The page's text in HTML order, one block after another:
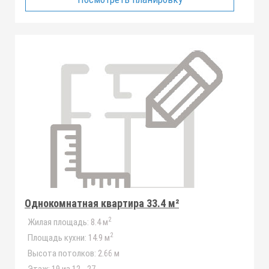
Однокомнатная квартира 33.4 м²
Жилая площадь: 8.4 м2
Площадь кухни: 14.9 м2
Высота потолков: 2.66 м